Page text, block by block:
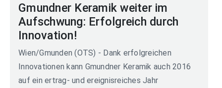
Gmundner Keramik weiter im
Aufschwung: Erfolgreich durch
Innovation!
Wien/Gmunden (OTS) - Dank erfolgreichen
Innovationen kann Gmundner Keramik auch 2016
auf ein ertrag- und ereignisreiches Jahr